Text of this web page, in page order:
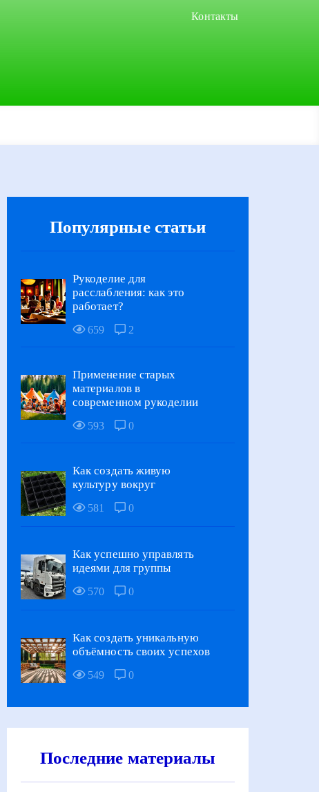
Контакты
Популярные статьи
Рукоделие для
расслабления: как это
работает?
659 2
Применение старых
материалов в
современном рукоделии
593 0
Как создать живую
культуру вокруг
581 0
Как успешно управлять
идеями для группы
570 0
Как создать уникальную
объёмность своих успехов
549 0
Последние материалы